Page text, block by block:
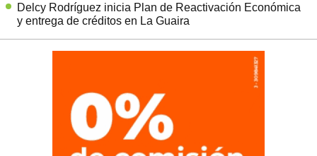
Delcy Rodríguez inicia Plan de Reactivación Económica
y entrega de créditos en La Guaira